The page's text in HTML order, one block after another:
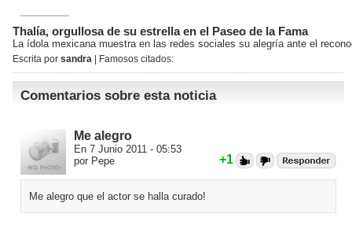
Thalía, orgullosa de su estrella en el Paseo de la Fama
La ídola mexicana muestra en las redes sociales su alegría ante el
Escrita por sandra | Famosos citados:
Comentarios sobre esta noticia
Me alegro
En 7 Junio 2011 - 05:53
por Pepe
+1
Me alegro que el actor se halla curado!